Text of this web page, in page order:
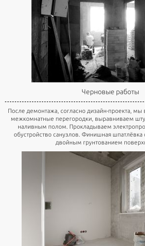
Черновые работы
После демонтажа, согласно дизайн-проекта,
межкомнатные перегородки, выравниваем
наливным полом. Прокладываем
обустройство санузлов. Финишная шпатлёвка
двойным грунтованием